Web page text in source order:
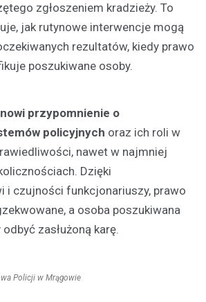
zgłoszeniem kradzieży. To
jak rutynowe interwencje mogą
rezultatów, kiedy prawo
poszukiwane osoby.
przypomnienie o
policyjnych oraz ich roli w
nawet w najmniej
Dzięki
i czujności funkcjonariuszy, prawo
a osoba poszukiwana
zasłużoną karę.
Policji w Mrągowie